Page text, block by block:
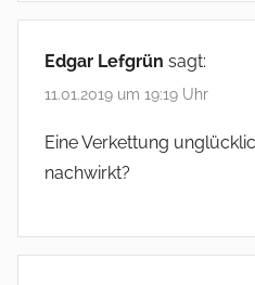
Edgar Lefgrün sagt:
11.01.2019 um 19:19 Uhr
Eine Verkettung
nachwirkt?